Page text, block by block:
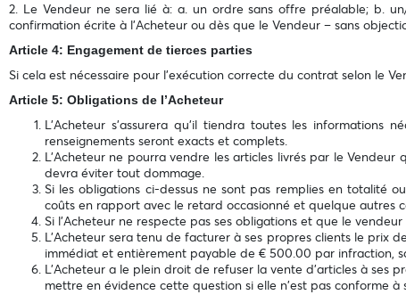
2. Le Vendeur ne sera lié à: a. un ordre sans offre préalable; b.
confirmation écrite à l’Acheteur ou dès que le Vendeur – sans
Article 4: Engagement de tierces parties
Si cela est nécessaire pour l'exécution correcte du contrat selon le
Article 5: Obligations de l’Acheteur
L’Acheteur s'assurera qu'il tiendra toutes les informations
renseignements seront exacts et complets.
L’Acheteur ne pourra vendre les articles livrés par le
devra éviter tout dommage.
Si les obligations ci-dessus ne sont pas remplies en totalité
coûts en rapport avec le retard occasionné et quelque autres
Si l’Acheteur ne respecte pas ses obligations et que le
L’Acheteur sera tenu de facturer à ses propres clients le prix
immédiat et entièrement payable de € 500.00 par infraction,
L’Acheteur a le plein droit de refuser la vente d’articles à ses
mettre en évidence cette question si elle n'est pas conforme à